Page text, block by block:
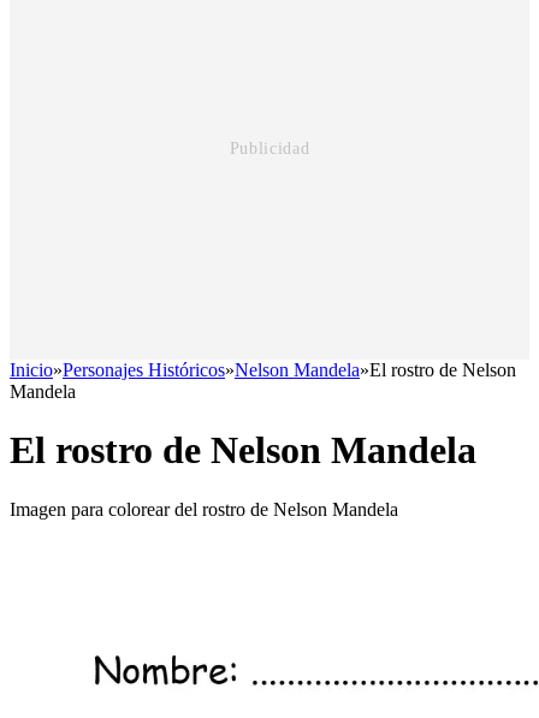
Inicio»Personajes Históricos»Nelson Mandela»El rostro de Nelson
Mandela
El rostro de Nelson Mandela
Imagen para colorear del rostro de Nelson Mandela